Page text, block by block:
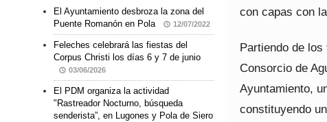
con capas con
Partiendo de
Consorcio de
Ayuntamiento,
constituyendo
El Ayuntamiento desbroza la zona del
Puente Romanón en Pola
12/07/2022
Feleches celebrará las fiestas del
Corpus Christi los días 6 y 7 de junio
03/06/2026
El PDM organiza la actividad
"Rastreador Nocturno, búsqueda
senderista”, en Lugones y Pola de Siero